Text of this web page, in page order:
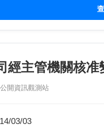
經主管機關核
開資訊觀測站
03/03